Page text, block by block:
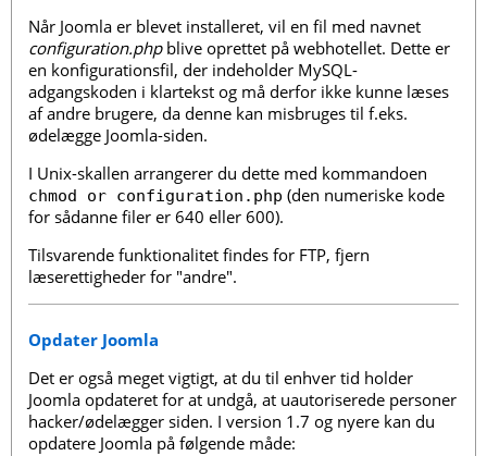
Når Joomla er blevet installeret, vil en fil med navnet
configuration.phpblive oprettet på webhotellet. Dette er
en konfigurationsfil, der indeholder MySQL-
adgangskoden i klartekst og må derfor ikke kunne læses
af andre brugere, da denne kan misbruges til f.eks.
ødelægge Joomla-siden.
I Unix-skallen arrangerer du dette med kommandoen
chmod or configuration.php (den numeriske kode
for sådanne filer er 640 eller 600).
Tilsvarende funktionalitet findes for FTP, fjern
læserettigheder for "andre".
Opdater Joomla
Det er også meget vigtigt, at du til enhver tid holder
Joomla opdateret for at undgå, at uautoriserede personer
hacker/ødelægger siden. I version 1.7 og nyere kan du
opdatere Joomla på følgende måde: